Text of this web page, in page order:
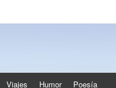
Viajes Humor Poesía